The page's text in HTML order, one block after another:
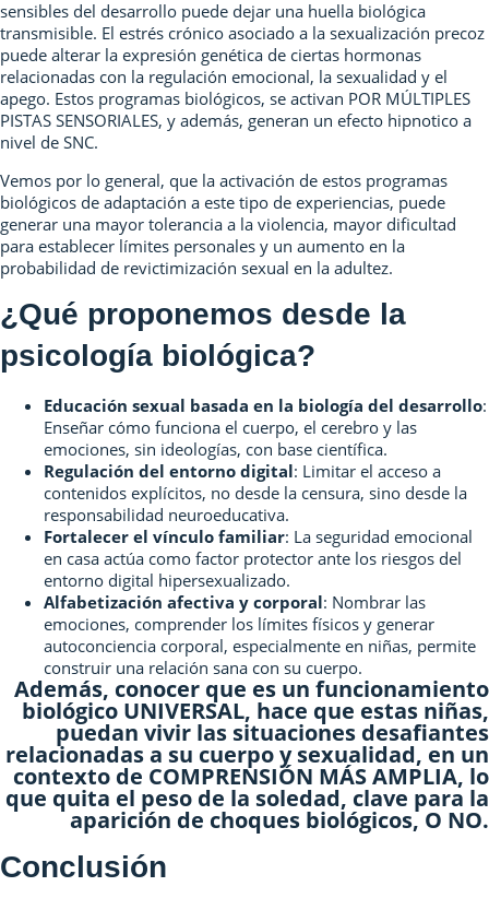
sensibles del desarrollo puede dejar una huella biológica
transmisible. El estrés crónico asociado a la sexualización precoz
puede alterar la expresión genética de ciertas hormonas
relacionadas con la regulación emocional, la sexualidad y el
apego. Estos programas biológicos, se activan POR MÚLTIPLES
PISTAS SENSORIALES, y además, generan un efecto hipnotico a
nivel de SNC.
Vemos por lo general, que la activación de estos programas
biológicos de adaptación a este tipo de experiencias, puede
generar una mayor tolerancia a la violencia, mayor dificultad
para establecer límites personales y un aumento en la
probabilidad de revictimización sexual en la adultez.
¿Qué proponemos desde la
psicología biológica?
Educación sexual basada en la biología del desarrollo:
Enseñar cómo funciona el cuerpo, el cerebro y las
emociones, sin ideologías, con base científica.
Regulación del entorno digital: Limitar el acceso a
contenidos explícitos, no desde la censura, sino desde la
responsabilidad neuroeducativa.
Fortalecer el vínculo familiar: La seguridad emocional
en casa actúa como factor protector ante los riesgos del
entorno digital hipersexualizado.
Alfabetización afectiva y corporal: Nombrar las
emociones, comprender los límites físicos y generar
autoconciencia corporal, especialmente en niñas, permite
construir una relación sana con su cuerpo.
Además, conocer que es un funcionamiento
biológico UNIVERSAL, hace que estas niñas,
puedan vivir las situaciones desafiantes
relacionadas a su cuerpo y sexualidad, en un
contexto de COMPRENSIÓN MÁS AMPLIA, lo
que quita el peso de la soledad, clave para la
aparición de choques biológicos, O NO.
Conclusión